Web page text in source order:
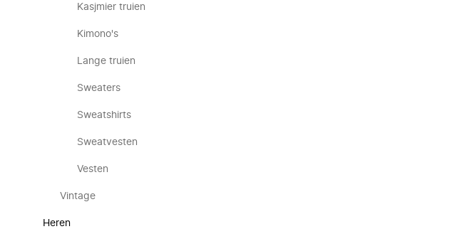
Kasjmier truien
Kimono's
Lange truien
Sweaters
Sweatshirts
Sweatvesten
Vesten
Vintage
Heren